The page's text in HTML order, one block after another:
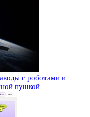
с роботами и
пушкой